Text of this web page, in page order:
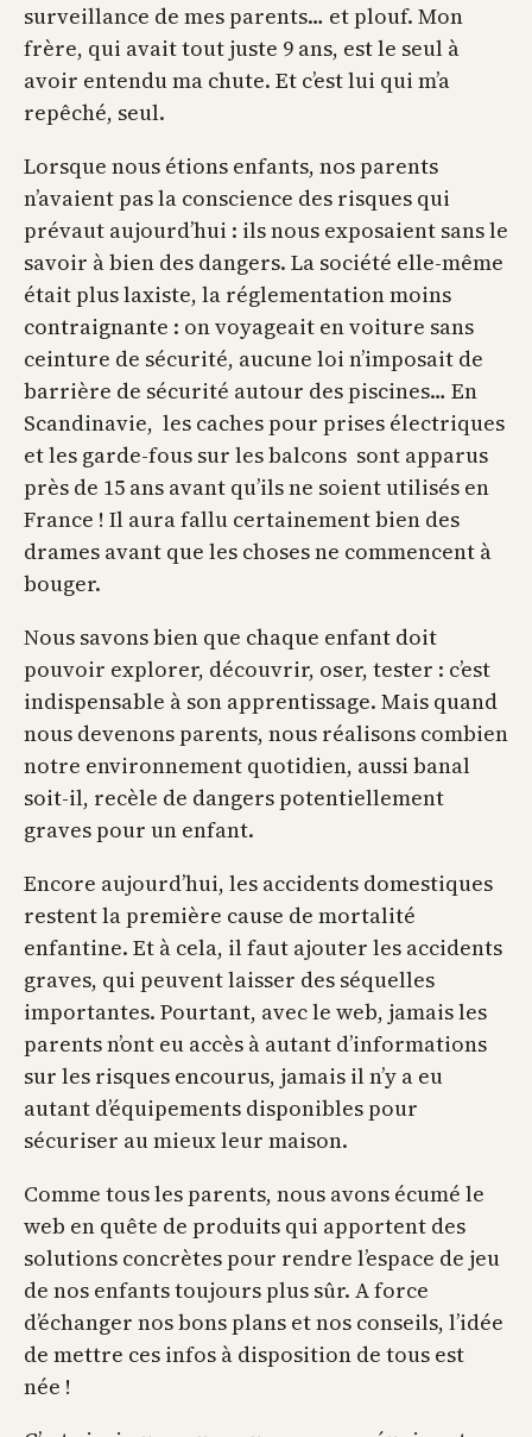
surveillance de mes parents… et plouf. Mon
frère, qui avait tout juste 9 ans, est le seul à
avoir entendu ma chute. Et c’est lui qui m’a
repêché, seul.
Lorsque nous étions enfants, nos parents
n’avaient pas la conscience des risques qui
prévaut aujourd’hui : ils nous exposaient sans le
savoir à bien des dangers. La société elle-même
était plus laxiste, la réglementationmoins
contraignante : on voyageait en voiture sans
ceinture de sécurité, aucune loi n’imposait de
barrière de sécurité autour des piscines… En
Scandinavie, les caches pour prises électriques
et les garde-fous sur les balcons sont apparus
près de 15 ans avant qu’ils ne soient utilisés en
France ! Il aura fallu certainement bien des
drames avant que les choses ne commencent à
bouger.
Nous savons bien que chaque enfant doit
pouvoir explorer, découvrir, oser, tester : c’est
indispensable à son apprentissage. Mais quand
nous devenons parents, nous réalisons combien
notre environnement quotidien, aussi banal
soit-il, recèle de dangers potentiellement
graves pour un enfant.
Encore aujourd’hui, les accidents domestiques
restent la première cause de mortalité
enfantine. Et à cela, il faut ajouter les accidents
graves, qui peuvent laisser des séquelles
importantes. Pourtant, avec le web, jamais les
parents n’ont eu accès à autant d’informations
sur les risques encourus, jamais il n’y a eu
autant d’équipements disponibles pour
sécuriser au mieux leur maison.
Comme tous les parents, nous avons écumé le
web en quête de produits qui apportent des
solutions concrètes pour rendre l’espace de jeu
de nos enfants toujours plus sûr. A force
d’échanger nos bons plans et nos conseils, l’idée
de mettre ces infos à disposition de tous est
née !